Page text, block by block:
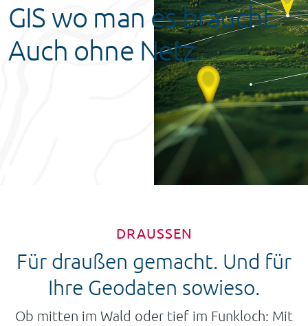
GIS wo man es braucht.
Auch ohne Netz.
DRAUSSEN
Für draußen gemacht. Und für
Ihre Geodaten sowieso.
Ob mitten im Wald oder tief im Funkloch: Mit